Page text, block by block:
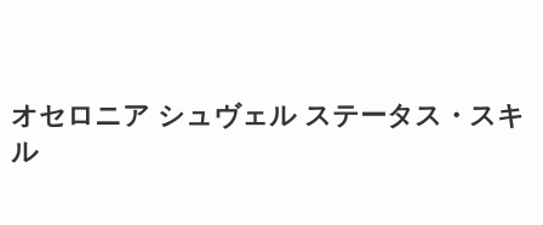
オセロニア シュヴェル ステータス・スキ
ル